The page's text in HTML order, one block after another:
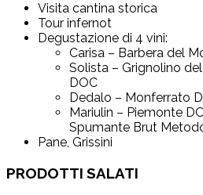
Visita cantina storica
Tour infernot
Degustazione di 4 vini:
Carisa – Barbera del
Solista – Grignolino
DOC
Dedalo – Monferrato
Mariulin – Piemonte
Spumante Brut
Pane, Grissini
PRODOTTI SALATI